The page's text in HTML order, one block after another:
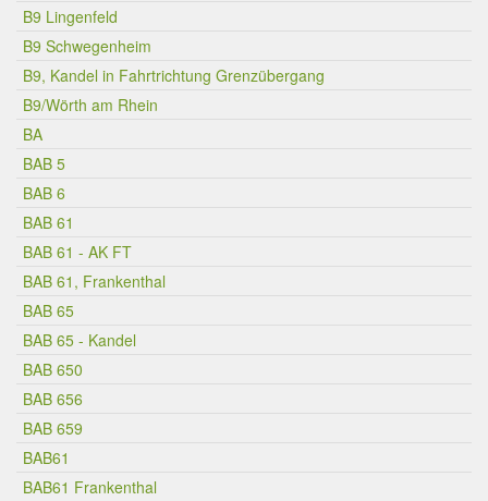
B9 Lingenfeld
B9 Schwegenheim
B9, Kandel in Fahrtrichtung Grenzübergang
B9/Wörth am Rhein
BA
BAB 5
BAB 6
BAB 61
BAB 61 - AK FT
BAB 61, Frankenthal
BAB 65
BAB 65 - Kandel
BAB 650
BAB 656
BAB 659
BAB61
BAB61 Frankenthal